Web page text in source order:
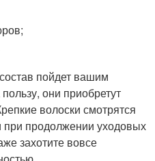
пойдет вашим
они приобретут
волоски смотрятся
при продолжении уходовых
захотите вовсе